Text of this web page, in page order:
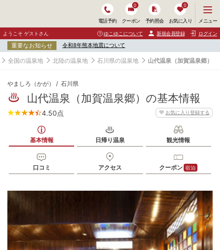
電話予約 クーポン
0
予約照会 お気に入り
0
ニ
ュ
ー
開
く
メニュー
ようこそ ゲストさん ゆこゆこについて 新規会員登録 ログイン
重要なお知らせ 令和8年熊本地震について
全国の温泉地 北陸の温泉地 石川県の温泉地 山代温泉（加賀温泉郷）
やましろ（かが） 石川県
山代温泉（加賀温泉郷）の基本情報
お気に入り登録する
4.50点
基本情報 日帰り温泉 観光情報
口コミ アクセス クーポン 宿泊